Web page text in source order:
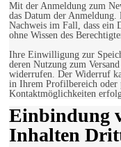
Mit der Anmeldung zum
das Datum der Anmeldung.
Nachweis im Fall, dass ein
ohne Wissen des
Ihre Einwilligung zur
deren Nutzung zum
widerrufen. Der Widerruf
in Ihrem Profilbereich oder
Kontaktmöglichkeiten
Einbindung
Inhalten